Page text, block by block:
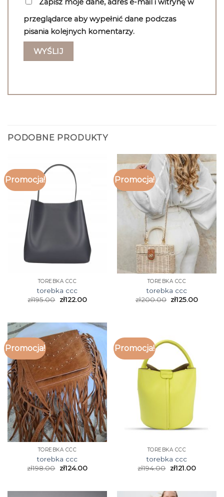
Zapisz moje dane, adres e-mail i witrynę w
przeglądarce aby wypełnić dane podczas
pisania kolejnych komentarzy.
PODOBNE PRODUKTY
Promocja!
TOREBKA CCC
torebka ccc
zł195.00 zł122.00
Promocja!
TOREBKA CCC
torebka ccc
zł200.00 zł125.00
Promocja!
TOREBKA CCC
torebka ccc
zł198.00 zł124.00
Promocja!
TOREBKA CCC
torebka ccc
zł194.00 zł121.00